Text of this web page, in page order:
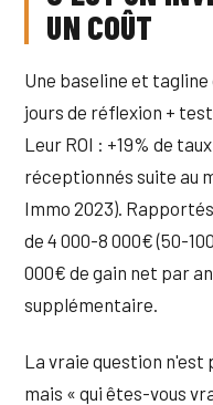
UN COÛT
Une baseline et
jours de réflexion +
Leur ROI : +19% de
réceptionnés suite au
Immo 2023).
de 4 000-8 000€ (50-
000€ de gain net par
supplémentaire.
La vraie question n'est
mais « qui êtes-vous